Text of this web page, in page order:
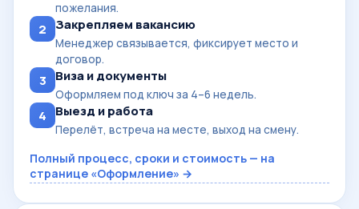
пожелания.
2 Закрепляем вакансию
Менеджер связывается, фиксирует место и
договор.
3 Виза и документы
Оформляем под ключ за 4–6 недель.
4 Выезд и работа
Перелёт, встреча на месте, выход на смену.
Полный процесс, сроки и стоимость — на
странице «Оформление» →